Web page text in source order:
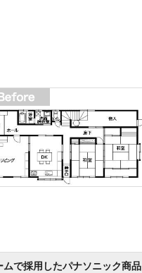
ムで採用したパナソニック商品